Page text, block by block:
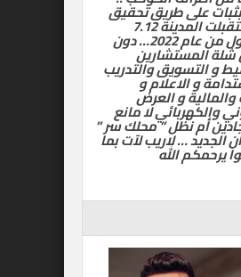
على طريق تحقيق
أهدافها السياحية حيث استقبلت المدينة 7.12
مليون سائح في النصف الأول من عام 2022… دون
شلة المستشارين
و التسويق والتدريب
و الاعلام و
والمالية و العرض
والكهربائي لا مانع
أم نظل ” محلك سر ”
الجديد … لاريب لآت بما
يرحمكم الله